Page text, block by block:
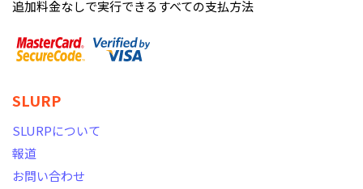
追加料金なしで実行できるすべての支払方法
SLURP
SLURPについて
報道
お問い合わせ